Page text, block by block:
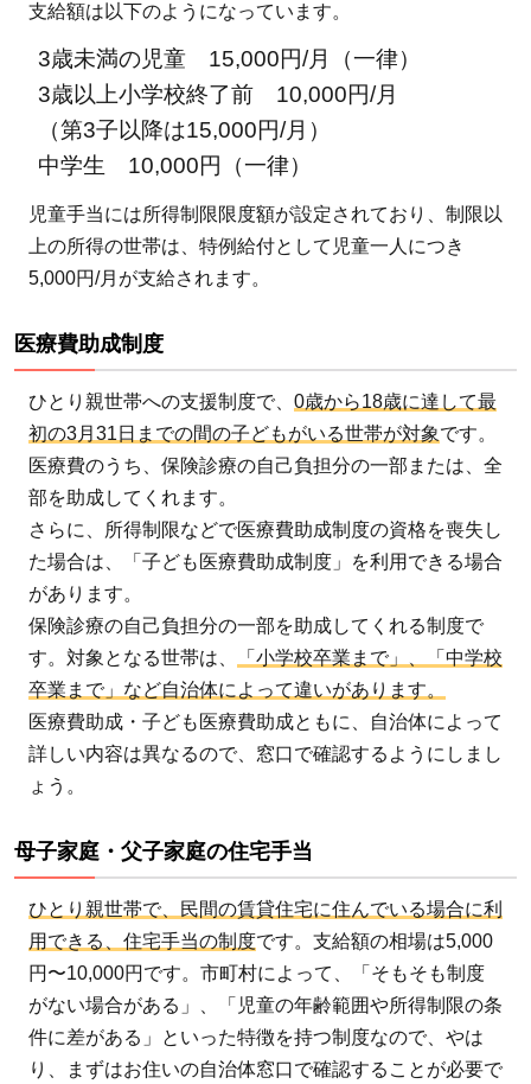
支給額は以下のようになっています。
3歳未満の児童 15,000円/月（一律）
3歳以上小学校終了前 10,000円/月
（第3子以降は15,000円/月）
中学生 10,000円（一律）
児童手当には所得制限限度額が設定されており、制限以
上の所得の世帯は、特例給付として児童一人につき
5,000円/月が支給されます。
医療費助成制度
ひとり親世帯への支援制度で、 0歳から18歳に達して最
初の3月31日までの間の子どもがいる世帯が対象です。
医療費のうち、保険診療の自己負担分の一部または、全
部を助成してくれます。
さらに、所得制限などで医療費助成制度の資格を喪失し
た場合は、「子ども医療費助成制度」を利用できる場合
があります。
保険診療の自己負担分の一部を助成してくれる制度で
す。対象となる世帯は、
「小学校卒業まで」、「中学校
卒業まで」など自治体によって違いがあります。
医療費助成・子ども医療費助成ともに、自治体によって
詳しい内容は異なるので、窓口で確認するようにしまし
ょう。
母子家庭・父子家庭の住宅手当
ひとり親世帯で、民間の賃貸住宅に住んでいる場合に利
用できる、住宅手当の制度です。支給額の相場は5,000
円〜10,000円です。市町村によって、「そもそも制度
がない場合がある」、「児童の年齢範囲や所得制限の条
件に差がある」といった特徴を持つ制度なので、やは
り、まずはお住いの自治体窓口で確認することが必要で